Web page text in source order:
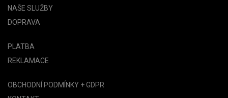
NAŠE SLUŽBY
DOPRAVA
PLATBA
REKLAMACE
OBCHODNÍ PODMÍNKY + GDPR